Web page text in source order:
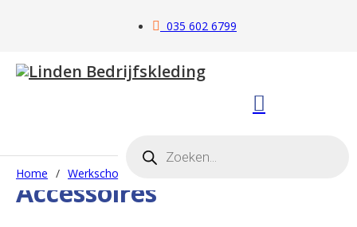
035 602 6799
Home / Werkschoenen
Accessoires